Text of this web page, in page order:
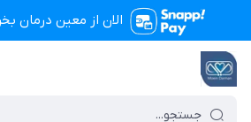
الان از معین درمان